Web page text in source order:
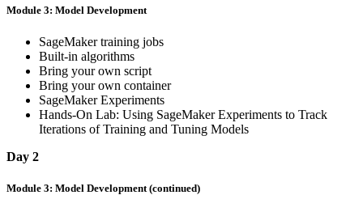
Module 3: Model Development
SageMaker training jobs
Built-in algorithms
Bring your own script
Bring your own container
SageMaker Experiments
Hands-On Lab: Using SageMaker Experiments to Track
Iterations of Training and Tuning Models
Day 2
Module 3: Model Development (continued)